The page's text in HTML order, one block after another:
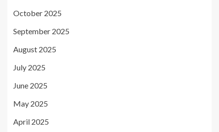
October 2025
September 2025
August 2025
July 2025
June 2025
May 2025
April 2025